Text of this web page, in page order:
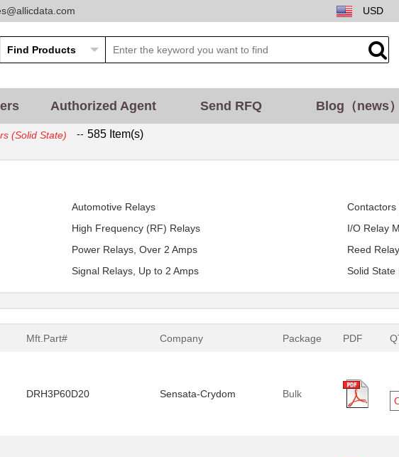
USD
Authorized Agent Send RFQ Blog（news）
(Solid State) -- 585 Item(s)
Automotive Relays
Contactors
High Frequency (RF) Relays
I/O Relay
Power Relays, Over 2 Amps
Reed
Signal Relays, Up to 2 Amps Solid State
Mft.Part# Company Package PDF
DRH3P60D20 Sensata-Crydom Bulk